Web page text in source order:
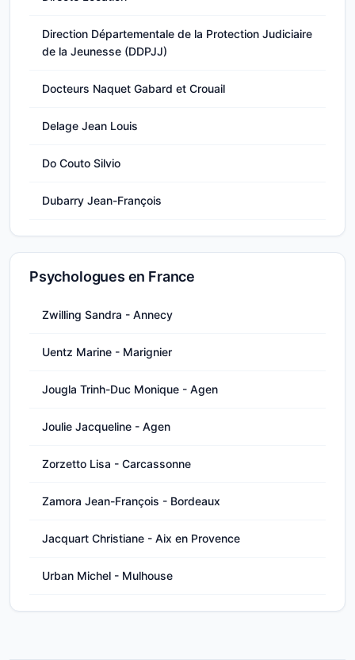
Direction Départementale de la Protection Judiciaire
de la Jeunesse (DDPJJ)
Docteurs Naquet Gabard et Crouail
Delage Jean Louis
Do Couto Silvio
Dubarry Jean-François
Psychologues en France
Zwilling Sandra - Annecy
Uentz Marine - Marignier
Jougla Trinh-Duc Monique - Agen
Joulie Jacqueline - Agen
Zorzetto Lisa - Carcassonne
Zamora Jean-François - Bordeaux
Jacquart Christiane - Aix en Provence
Urban Michel - Mulhouse